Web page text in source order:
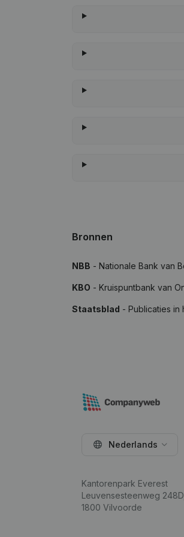
Bronnen
NBB - Nationale Bank van
KBO - Kruispuntbank van
Staatsblad - Publicaties in
Nederlands
Kantorenpark Everest
Leuvensesteenweg 248D,
1800 Vilvoorde